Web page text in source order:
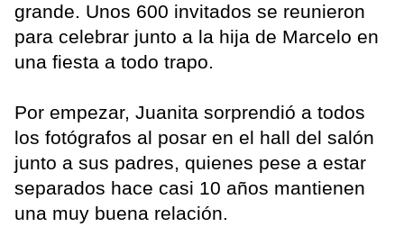
grande. Unos 600 invitados se reunieron
para celebrar junto a la hija de Marcelo en
una fiesta a todo trapo.
Por empezar, Juanita sorprendió a todos
los fotógrafos al posar en el hall del salón
junto a sus padres, quienes pese a estar
separados hace casi 10 años mantienen
una muy buena relación.